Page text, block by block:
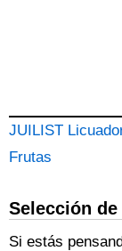
JUILIST
Frutas
Selección
Si estás